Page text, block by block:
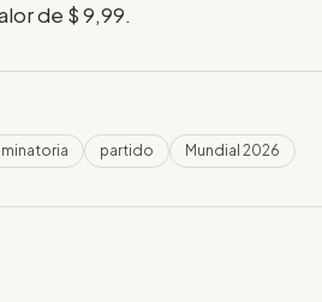
de $ 9,99.
partido Mundial 2026